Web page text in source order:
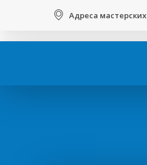
Адреса мастерских